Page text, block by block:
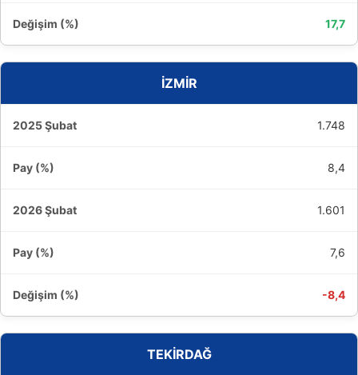
17,7
İZMİR
1.748
8,4
1.601
7,6
-8,4
TEKİRDAĞ